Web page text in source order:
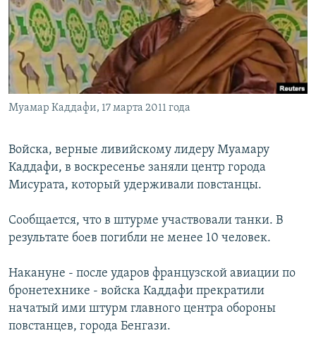
РАСПИСАНИЕ ВЕЩАНИЯ
ПОДПИШИТЕСЬ НА РАССЫЛКУ
СОЦИАЛЬНЫЕ СЕТИ
Все сайты РСЕ/РС
Муамар Каддафи, 17 марта 2011 года
Войска, верные ливийскому лидеру Муамару
Каддафи, в воскресенье заняли центр города
Мисурата, который удерживали повстанцы.
Сообщается, что в штурме участвовали танки. В
результате боев погибли не менее 10 человек.
Накануне - после ударов французской авиации по
бронетехнике - войска Каддафи прекратили
начатый ими штурм главного центра обороны
повстанцев, города Бенгази.